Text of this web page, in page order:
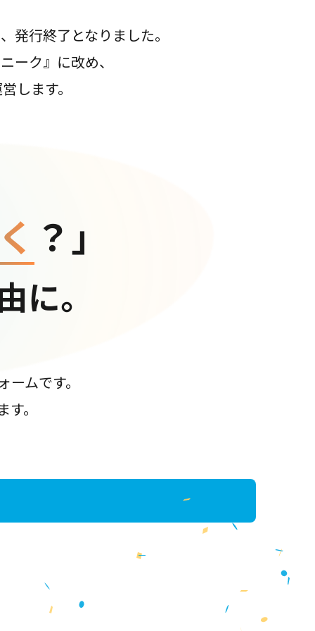
発行終了となりました。
ーク』に改め、
します。
？」
に。
ムです。
。